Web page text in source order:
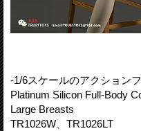
-1/6スケールのアクション
Platinum Silicon Full-Body
Large Breasts
TR1026W、TR1026LT